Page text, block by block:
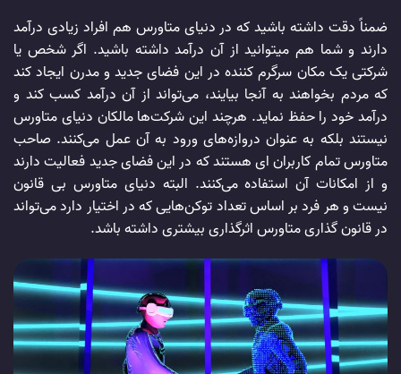
ضمناً دقت داشته باشید که در دنیای متاورس هم افراد زیادی درآمد
دارند و شما هم میتوانید از آن درآمد داشته باشید. اگر شخص یا
شرکتی یک مکان سرگرم کننده در این فضای جدید و مدرن ایجاد کند
که مردم بخواهند به آنجا بیایند، می‌تواند از آن درآمد کسب کند و
درآمد خود را حفظ نماید. هرچند این شرکت‌ها مالکان دنیای متاورس
نیستند بلکه به عنوان دروازه‌های ورود به آن عمل می‌کنند. صاحب
متاورس تمام کاربران ای هستند که در این فضای جدید فعالیت دارند
و از امکانات آن استفاده می‌کنند. البته دنیای متاورس بی قانون
نیست و هر فرد بر اساس تعداد توکن‌هایی که در اختیار دارد می‌تواند
در قانون گذاری متاورس اثرگذاری بیشتری داشته باشد.